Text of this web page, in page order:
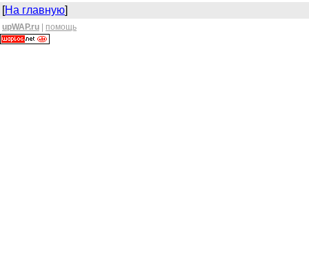
[На главную]
upWAP.ru помощь